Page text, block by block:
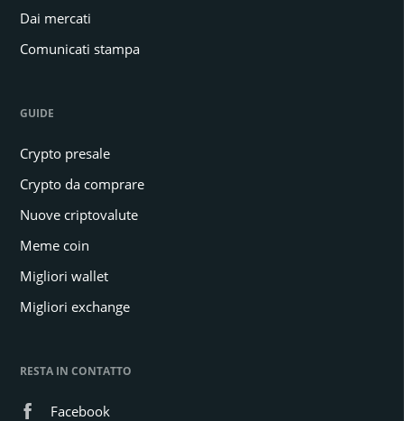
Dai mercati
Comunicati stampa
GUIDE
Crypto presale
Crypto da comprare
Nuove criptovalute
Meme coin
Migliori wallet
Migliori exchange
RESTA IN CONTATTO
Facebook